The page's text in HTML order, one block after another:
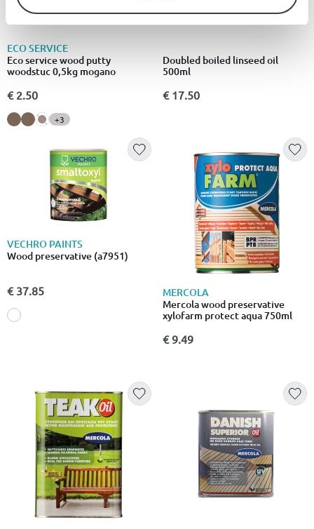
ECO SERVICE
Eco service wood putty
woodstuc 0,5kg mogano
€ 2.50
+3
Doubled boiled linseed oil
500ml
€ 17.50
VECHRO PAINTS
Wood preservative (a7951)
€ 37.85
MERCOLA
Mercola wood preservative
xylofarm protect aqua 750ml
€ 9.49